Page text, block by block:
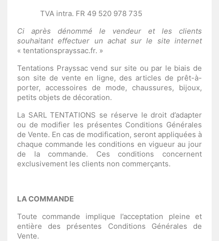
TVA intra. FR 49 520 978 735
Ci après dénommé le vendeur et les clients
souhaitant effectuer un achat sur le site internet
« tentationsprayssac.fr. »
Tentations Prayssac vend sur site ou par le biais de
son site de vente en ligne, des articles de prêt-à-
porter, accessoires de mode, chaussures, bijoux,
petits objets de décoration.
La SARL TENTATIONS se réserve le droit d’adapter
ou de modifier les présentes Conditions Générales
de Vente. En cas de modification, seront appliquées à
chaque commande les conditions en vigueur au jour
de la commande. Ces conditions concernent
exclusivement les clients non commerçants.
LA COMMANDE
Toute commande implique l’acceptation pleine et
entière des présentes Conditions Générales de
Vente.